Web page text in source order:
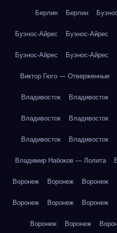
Берлин Берлин
Буэнос-Айрес Буэнос-Айрес
Буэнос-Айрес Буэнос-Айрес
Виктор Гюго — Отверженные
Владивосток Владивосток
Владивосток Владивосток
Владивосток Владивосток
Владимир Набоков — Лолита
Воронеж Воронеж Воронеж
Воронеж Воронеж Воронеж
Воронеж Воронеж